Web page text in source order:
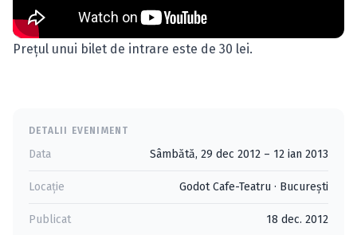
Preţul unui bilet de intrare este de 30 lei.
DETALII EVENIMENT
Data Sâmbătă, 29 dec 2012 – 12 ian 2013
Locație Godot Cafe-Teatru · Bucureşti
Publicat 18 dec. 2012